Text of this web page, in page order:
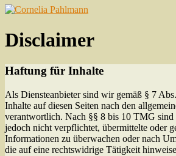
Disclaimer
Haftung für Inhalte
Als Diensteanbieter sind wir gemäß § 7
Inhalte auf diesen Seiten nach den
verantwortlich. Nach §§ 8 bis 10 TMG sind
jedoch nicht verpflichtet, übermittelte oder
Informationen zu überwachen oder nach
die auf eine rechtswidrige Tätigkeit